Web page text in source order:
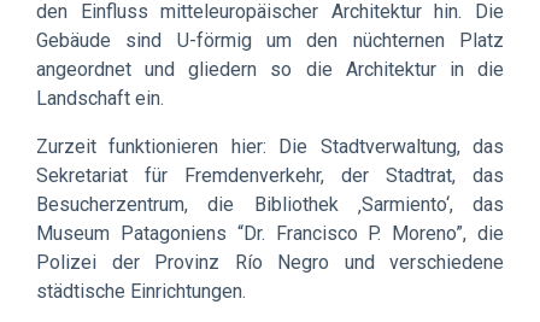
den Einfluss mitteleuropäischer Architektur hin. Die
Gebäude sind U-förmig um den nüchternen Platz
angeordnet und gliedern so die Architektur in die
Landschaft ein.
Zurzeit funktionieren hier: Die Stadtverwaltung, das
Sekretariat für Fremdenverkehr, der Stadtrat, das
Besucherzentrum, die Bibliothek ‚Sarmiento‘, das
Museum Patagoniens “Dr. Francisco P. Moreno”, die
Polizei der Provinz Río Negro und verschiedene
städtische Einrichtungen.